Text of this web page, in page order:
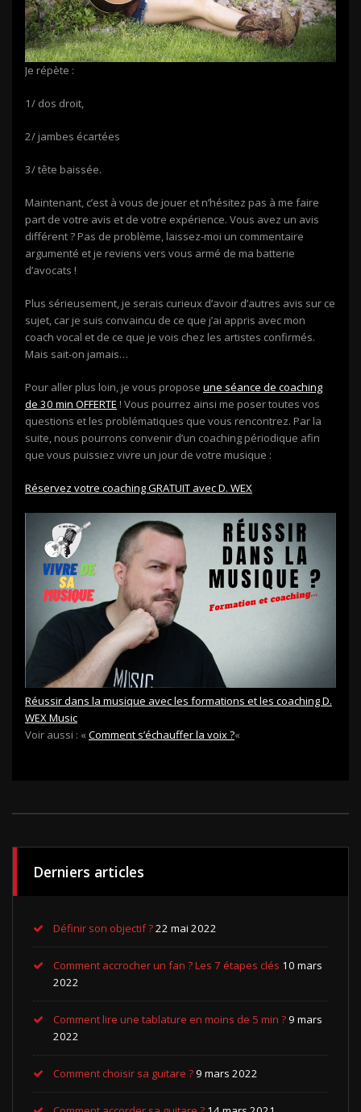
Je répète :
1/ dos droit,
2/ jambes écartées
3/ tête baissée.
Maintenant, c’est à vous de jouer et n’hésitez pas à me faire
part de votre avis et de votre expérience. Vous avez un avis
différent ? Pas de problème, laissez-moi un commentaire
argumenté et je reviens vers vous armé de ma batterie
d’avocats !
Plus sérieusement, je serais curieux d’avoir d’autres avis sur ce
sujet, car je suis convaincu de ce que j’ai appris avec mon
coach vocal et de ce que je vois chez les artistes confirmés.
Mais sait-on jamais…
Pour aller plus loin, je vous propose une séance de coaching
de 30 min OFFERTE ! Vous pourrez ainsi me poser toutes vos
questions et les problématiques que vous rencontrez. Par la
suite, nous pourrons convenir d’un coaching périodique afin
que vous puissiez vivre un jour de votre musique :
Réservez votre coaching GRATUIT avec D. WEX
Réussir dans la musique avec les formations et les coaching D.
WEX Music
Voir aussi : «Comment s’échauffer la voix ?«
Derniers articles
Définir son objectif ?22 mai 2022
Comment accrocher un fan ? Les 7 étapes clés 10 mars
2022
Comment lire une tablature en moins de 5 min ? 9 mars
2022
Comment choisir sa guitare ? 9 mars 2022